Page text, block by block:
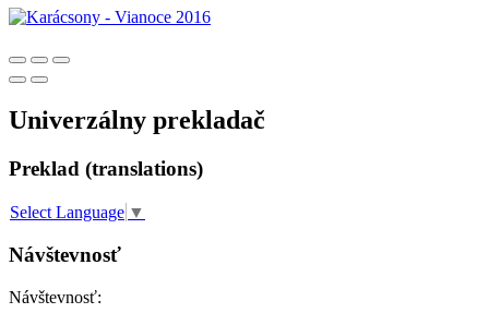
Univerzálny prekladač
Preklad (translations)
Select Language ▼
Návštevnosť
Návštevnosť: